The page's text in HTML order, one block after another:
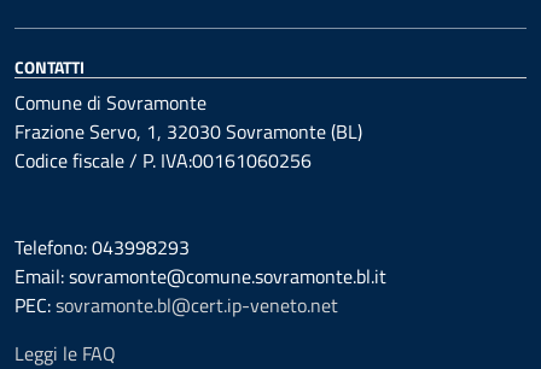
CONTATTI
Comune di Sovramonte
Frazione Servo, 1, 32030 Sovramonte (BL)
Codice fiscale / P. IVA:00161060256
Telefono: 043998293
Email: sovramonte@comune.sovramonte.bl.it
PEC:sovramonte.bl@cert.ip-veneto.net
Leggi le FAQ